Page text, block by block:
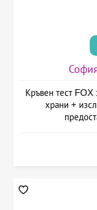
Кръвен тест
храни +